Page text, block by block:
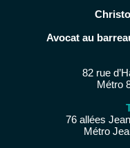
Avocat au
82 rue
Métro
76 allées
Métro